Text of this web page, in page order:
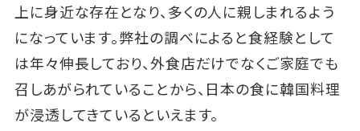
上に身近な存在となり、多くの人に親しまれるよう
になっています。弊社の調べによると食経験として
は年々伸長しており、外食店だけでなくご家庭でも
召しあがられていることから、日本の食に韓国料理
が浸透してきているといえます。